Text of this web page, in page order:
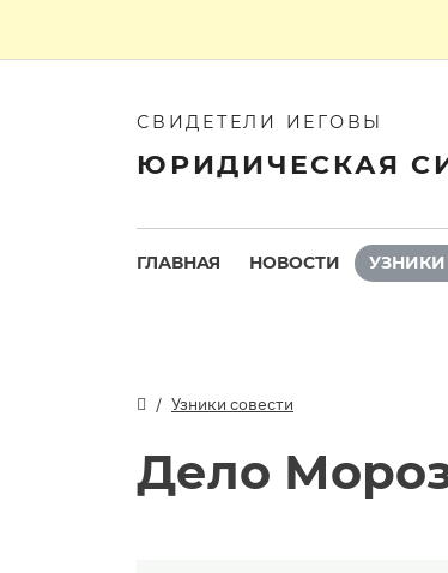
СВИДЕТЕЛИ ИЕГОВЫ
ЮРИДИЧЕСКАЯ
ГЛАВНАЯ НОВОСТИ УЗНИКИ
Узники совести
Дело